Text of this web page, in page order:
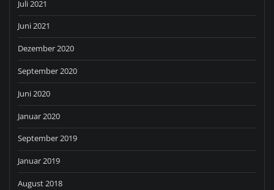
Juli 2021
Juni 2021
Dezember 2020
September 2020
Juni 2020
Januar 2020
September 2019
Januar 2019
August 2018